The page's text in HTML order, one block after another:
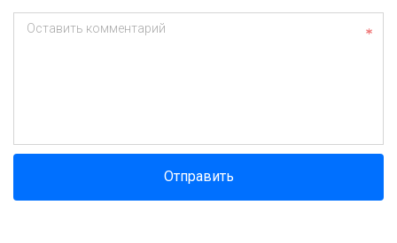
Оставить комментарий
Отправить